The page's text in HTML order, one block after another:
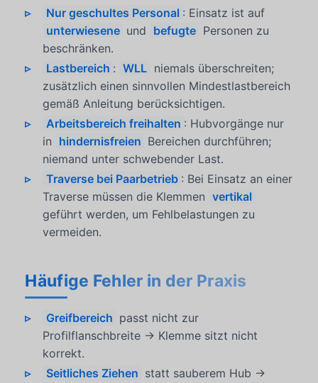
Nur geschultes Personal : Einsatz ist auf
unterwiesene und befugte Personen zu
beschränken.
Lastbereich : WLL niemals überschreiten;
zusätzlich einen sinnvollen Mindestlastbereich
gemäß Anleitung berücksichtigen.
Arbeitsbereich freihalten : Hubvorgänge nur
in hindernisfreien Bereichen durchführen;
niemand unter schwebender Last.
Traverse bei Paarbetrieb : Bei Einsatz an einer
Traverse müssen die Klemmen vertikal
geführt werden, um Fehlbelastungen zu
vermeiden.
Häufige Fehler in der Praxis
Greifbereich passt nicht zur
Profilflanschbreite → Klemme sitzt nicht
korrekt.
Seitliches Ziehen statt sauberem Hub →